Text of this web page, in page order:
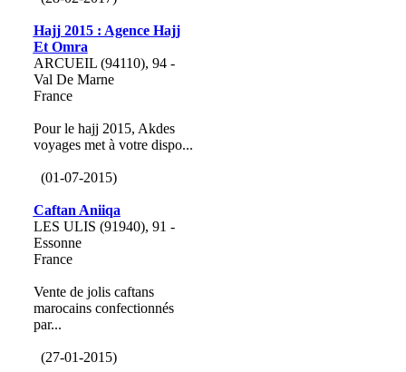
Hajj 2015 : Agence Hajj
Et Omra
ARCUEIL (94110), 94 -
Val De Marne
France
Pour le hajj 2015, Akdes
voyages met à votre dispo...
(01-07-2015)
Caftan Aniiqa
LES ULIS (91940), 91 -
Essonne
France
Vente de jolis caftans
marocains confectionnés
par...
(27-01-2015)